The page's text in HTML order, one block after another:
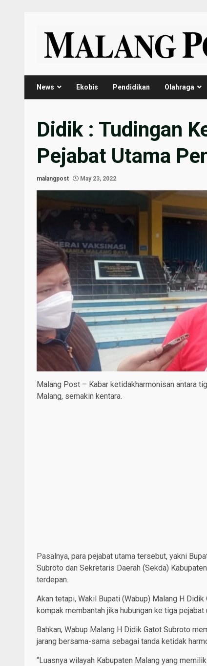
content
News Ekobis Pendidikan Olahraga
Didik : Tudingan
Pejabat Utama
malangpost May 23, 2022
Malang Post – Kabar ketidakharmonisan antara
Malang, semakin kentara.
Pasalnya, para pejabat utama tersebut, yakni
Subroto dan Sekretaris Daerah (Sekda)
terdepan.
Akan tetapi, Wakil Bupati (Wabup) Malang H
kompak membantah jika hubungan ke tiga
Bahkan, Wabup Malang H Didik Gatot Subroto
jarang bersama-sama sebagai tanda ketidak
“Luasnya wilayah Kabupaten Malang yang